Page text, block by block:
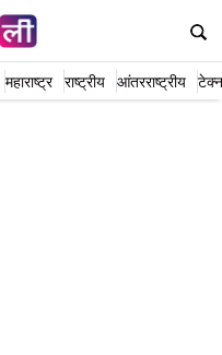
महाराष्ट्र राष्ट्रीय आंतरराष्ट्रीय